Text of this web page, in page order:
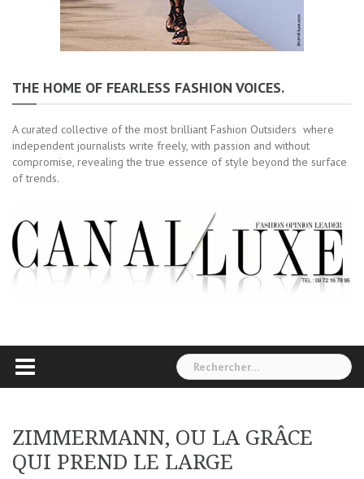
THE HOME OF FEARLESS FASHION VOICES.
A curated collective of the most brilliant Fashion Outsiders where
independent journalists write freely, with passion and without
compromise, revealing the true essence of style beyond the surface
of trends.
Rechercher :
ZIMMERMANN, OU LA GRÂCE
QUI PREND LE LARGE